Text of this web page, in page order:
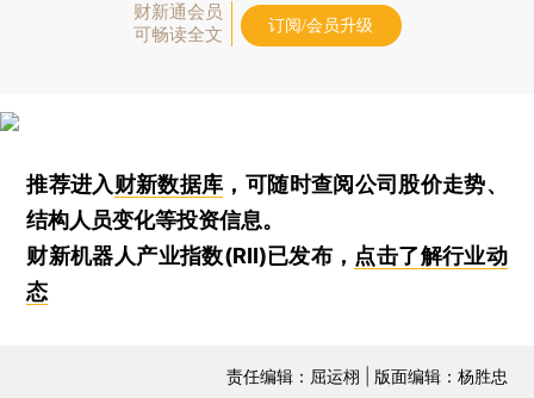
财新通会员
可畅读全文
订阅/会员升级
推荐进入财新数据库 ，可随时查阅公司股价走势、
结构人员变化等投资信息。
财新机器人产业指数(RII)已发布， 点击了解行业动
态
责任编辑：屈运栩 | 版面编辑：杨胜忠